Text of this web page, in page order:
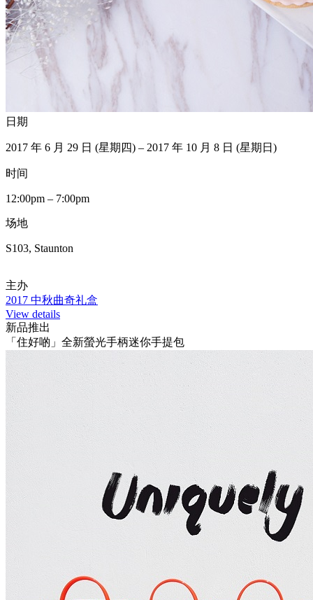
日期
2017 年 6 月 29 日 (星期四) – 2017 年 10 月 8 日 (星期日)
时间
12:00pm – 7:00pm
场地
S103, Staunton
主办
2017 中秋曲奇礼盒
View details
新品推出
「住好啲」全新螢光手柄迷你手提包